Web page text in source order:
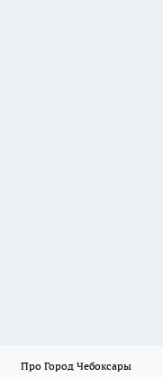
Про Город Чебоксары